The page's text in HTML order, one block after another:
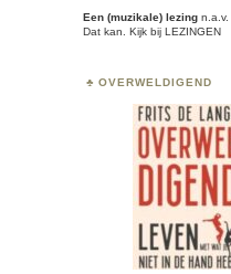
Een (muzikale) lezing
Dat kan. Kijk bij LEZINGEN
OVERWELDIGEND